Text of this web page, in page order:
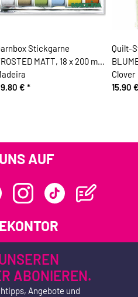
Stickgarne
MATT, 18 x 200 m,
€ *
Quilt-
Clover
15,90
AUF
ABONIEREN.
Angebote und